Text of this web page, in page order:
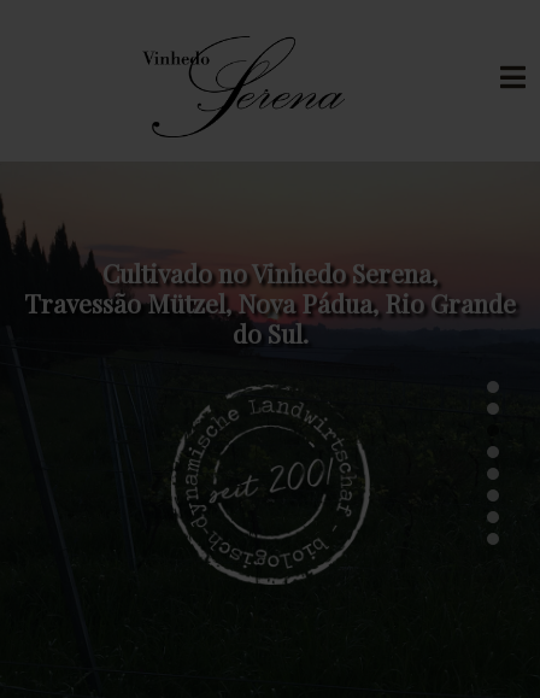
Cultivado no Vinhedo Serena,
Travessão Mützel, Nova Pádua, Rio Grande
do Sul.